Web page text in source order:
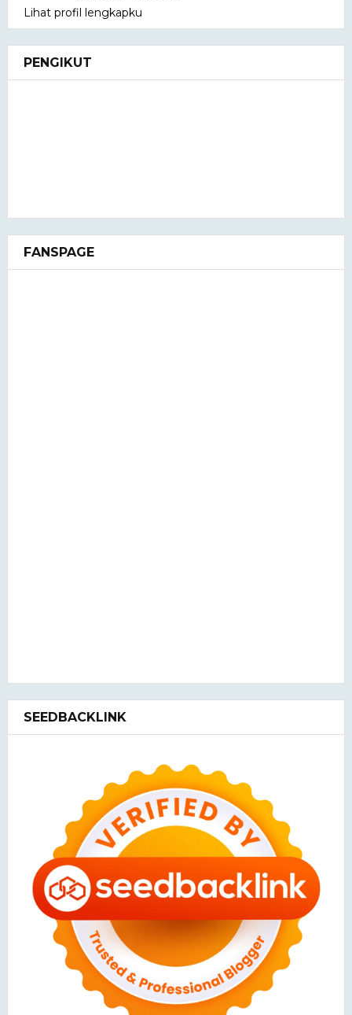
Lihat profil lengkapku
PENGIKUT
FANSPAGE
SEEDBACKLINK